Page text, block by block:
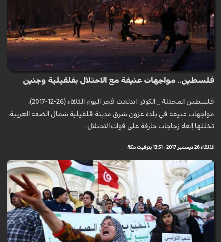
فلسطين.. مواجهات عنيفة مع الاحتلال بقلقيلية وجنين
فلسطين المحتلة _ الكوثر: اندلعت فجر اليوم الثلاثاء (26-12-2017)،
مواجهات عنيفة في بلدة عزون شرق مدينة قلقيلية شمال الضفة الغربية،
تخللها إلقاء زجاجات حارقة على قوات الاحتلال.
الثلاثاء 26 ديسمبر 2017 - 13:51 بتوقيت مكة